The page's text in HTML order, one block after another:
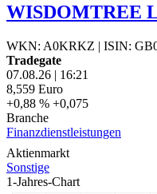
WISDOMTREE
WKN: A0KRKZ | ISIN:
Tradegate
07.08.26 | 16:21
8,559 Euro
+0,88 % +0,075
Branche
Finanzdienstleistungen
Aktienmarkt
Sonstige
1-Jahres-Chart